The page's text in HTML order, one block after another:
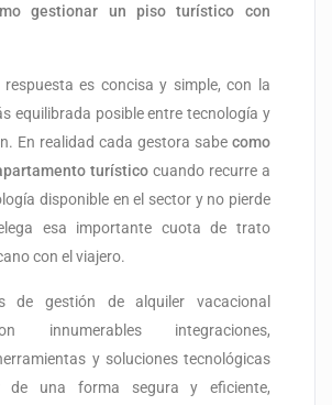
gestionar un piso turístico con
es concisa y simple, con la
equilibrada posible entre tecnología y
En realidad cada gestora sabe como
turístico cuando recurre a
disponible en el sector y no pierde
esa importante cuota de trato
con el viajero.
de gestión de alquiler vacacional
innumerables integraciones,
y soluciones tecnológicas
de una forma segura y eficiente,